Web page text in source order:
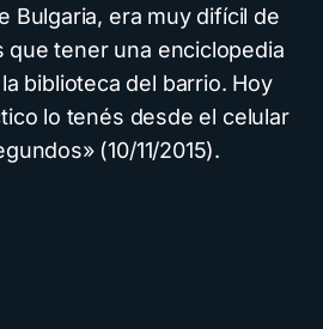
Bulgaria, era muy difícil de
que tener una enciclopedia
biblioteca del barrio. Hoy
lo tenés desde el celular
(10/11/2015).